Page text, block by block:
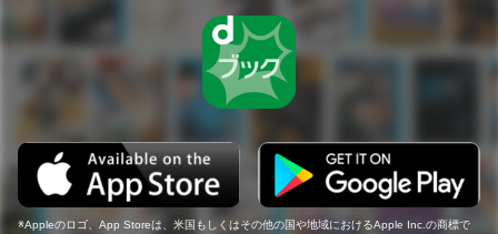
Appleのロゴ、App Storeは、米国もしくはその他の国や地域におけるApple Inc.の商標で